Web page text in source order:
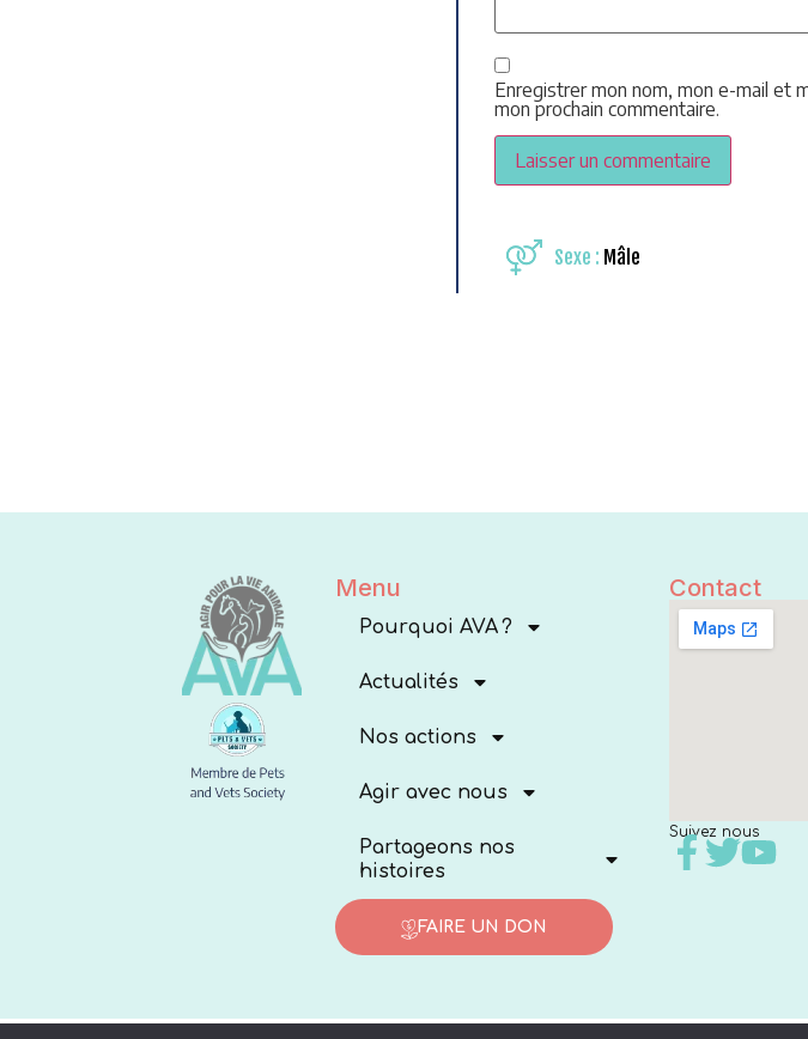
Enregistrer mon nom, mon e-mail et
mon prochain commentaire.
Sexe : Mâle
Menu
Pourquoi AVA ?
Actualités
Nos actions
Agir avec nous
Partageons nos
histoires
FAIRE UN DON
Contact
Suivez nous